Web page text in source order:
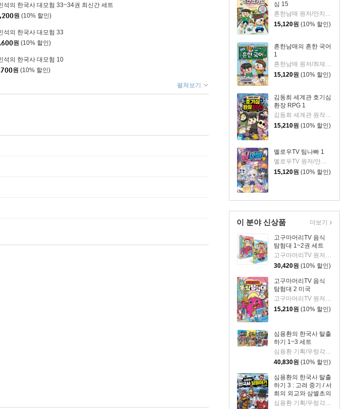
심 15
흔한남매 원저/안치현 글/유난희 그림/이정모,흔한컴퍼니 감수
15,120원 (10% 할인)
흔한남매의 흔한 국어
1
흔한남매 원저/최재연 글/도니패밀리 그림
15,120원 (10% 할인)
김동희 세계관 호기심
환장 RPG 1
김동희 세계관 원작/박종은 글/이정태 그림
15,210원 (10% 할인)
멜로우TV 팀나빠 1
멜로우TV 원저/안경순 저/쓰리포 그림
15,120원 (10% 할인)
이 분야 신상품
고구마머리TV 음식
탐험대 1~2권 세트
고구마머리TV 원저/서후 글/김기수 그림
30,420원 (10% 할인)
고구마머리TV 음식
탐험대 2 미국
고구마머리TV 원저/서후 글/김기수 그림
15,210원 (10% 할인)
심용환의 한국사 탈출
하기 1~3 세트
심용환 기획/우렁각시탈 글/타니스튜디오 그림
40,830원 (10% 할인)
심용환의 한국사 탈출
하기 3 : 고려 중기 / 서
희의 외교와 삼별초의
투쟁 편
심용환 기획/우렁각시탈 글/타니스튜디오 그림
더보기
석의 한국사 대모험 33~34권 최신간 세트
원 (10% 할인)
석의 한국사 대모험 33
원 (10% 할인)
석의 한국사 대모험 10
원 (10% 할인)
펼쳐보기